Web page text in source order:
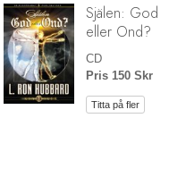
Själen: God
eller Ond?
CD
Pris 150 Skr
Titta på fler